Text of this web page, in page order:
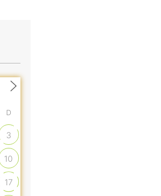
D
3
10
17